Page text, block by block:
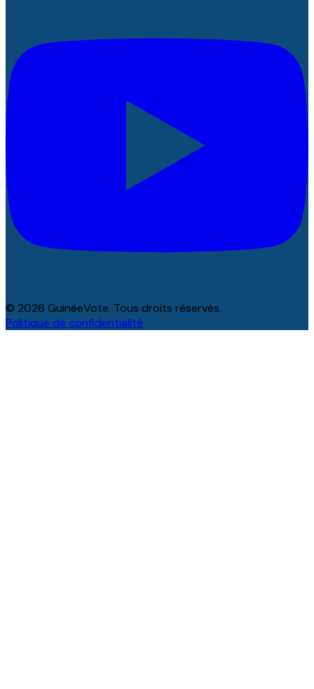
© 2026 GuinéeVote. Tous droits réservés.
Politique de confidentialité